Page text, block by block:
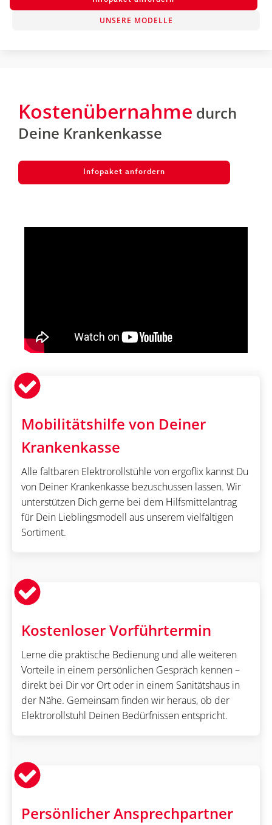
UNSERE MODELLE
Kostenübernahme durch
Deine Krankenkasse
Infopaket anfordern
Mobilitätshilfe von Deiner
Krankenkasse
Alle faltbaren Elektrorollstühle von ergoflix kannst Du
von Deiner Krankenkasse bezuschussen lassen. Wir
unterstützen Dich gerne bei dem Hilfsmittelantrag
für Dein Lieblingsmodell aus unserem vielfältigen
Sortiment.
Kostenloser Vorführtermin
Lerne die praktische Bedienung und alle weiteren
Vorteile in einem persönlichen Gespräch kennen –
direkt bei Dir vor Ort oder in einem Sanitätshaus in
der Nähe. Gemeinsam finden wir heraus, ob der
Elektrorollstuhl Deinen Bedürfnissen entspricht.
Persönlicher Ansprechpartner